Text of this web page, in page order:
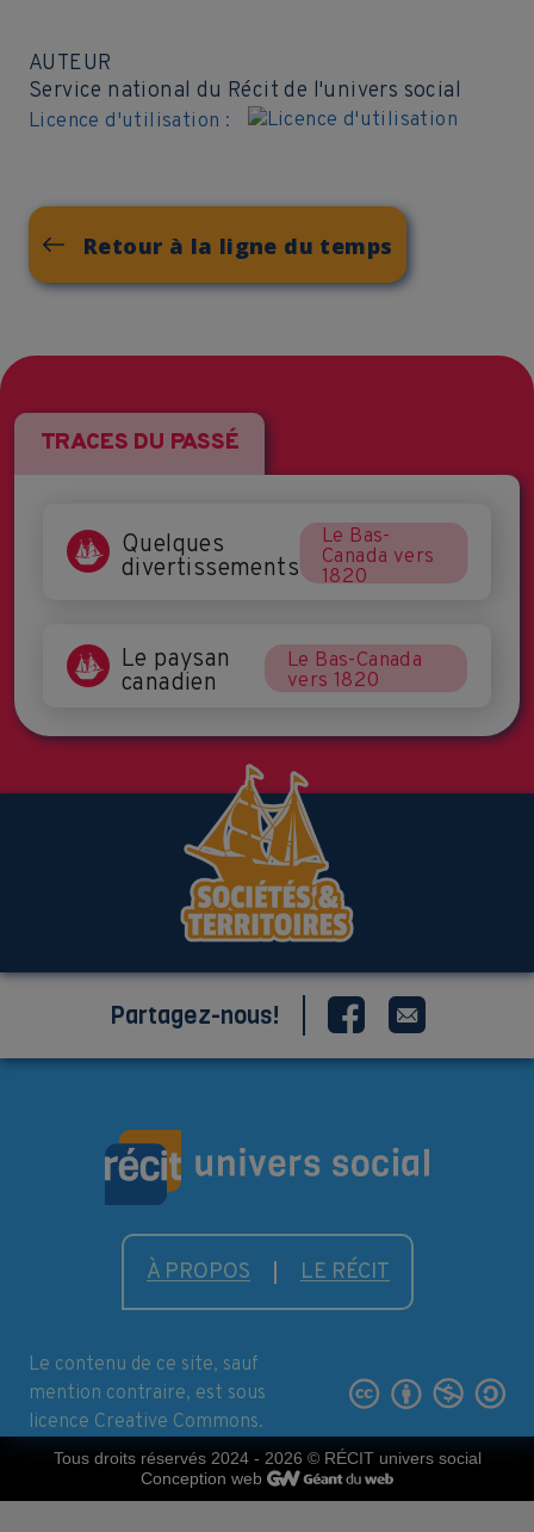
AUTEUR
Service national du Récit de l'univers social
Licence d'utilisation :
Retour à la ligne du temps
TRACES DU PASSÉ
Quelques
divertissements
Le Bas-
Canada vers
1820
Le paysan
canadien
Le Bas-Canada
vers 1820
À PROPOS LE RÉCIT
Le contenu de ce site, sauf
mention contraire, est sous
licence Creative Commons.
Partagez-nous!
Tous droits réservés 2024 - 2026 © RÉCIT univers social
Conception web